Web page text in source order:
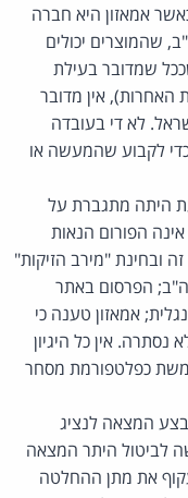
הוא הדין לגבי תקנה 500(7). כאשר אמאזון היא חברה
שהמוצרים יכולים
שמדובר בעילת
האחרות), אין מדובר
לא די בעובדה
לקבוע שהמעשה או
היתה מתגברת על
הפורום הנאות
ובחינת "מירב הזיקות"
הפרסום באתר
אמאזון טענה כי
נסתרה. אין כל היגיון
כפלטפורמת מסחר
המצאה לנציג
זאת שהבקשה לביטול היתר המצאה
את מתן ההחלטה